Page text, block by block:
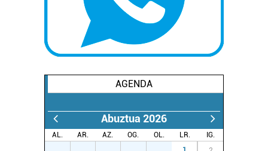
AGENDA
Abuztua 2026
AL. AR. AZ. OG. OL. LR.
IG.